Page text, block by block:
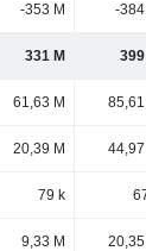
-353 M -384
331 M 399
61,63 M 85,61
20,39 M 44,97
79 k
9,33 M 20,35